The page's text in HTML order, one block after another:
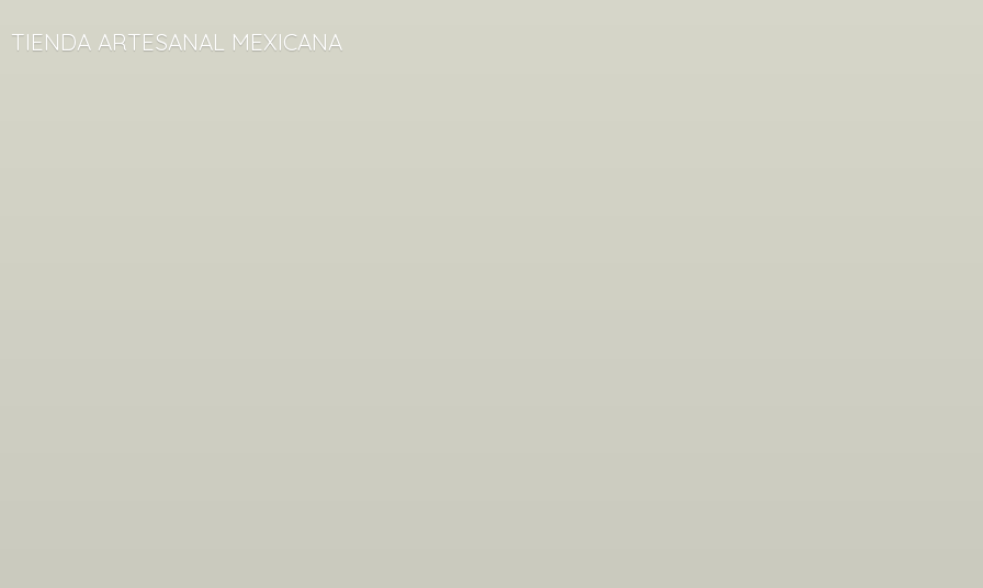
TIENDA ARTESANAL MEXICANA